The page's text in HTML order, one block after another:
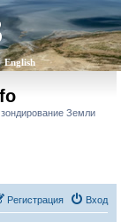
English
Земли
Вход
Регистрация